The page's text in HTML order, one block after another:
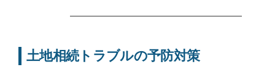
土地相続トラブルの予防対策